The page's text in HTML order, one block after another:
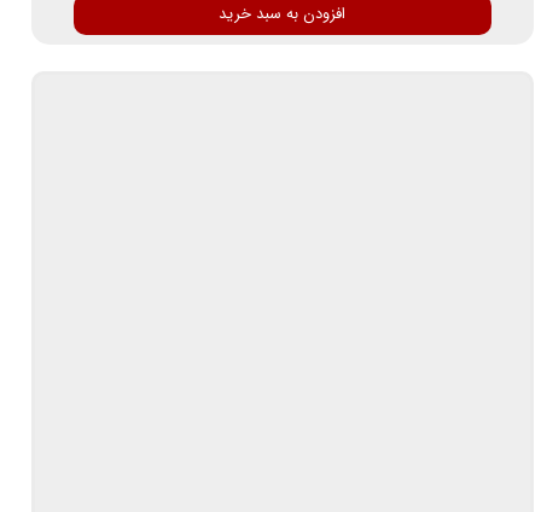
افزودن به سبد خرید